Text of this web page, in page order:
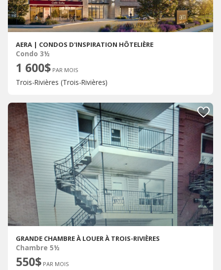
AERA | CONDOS D'INSPIRATION HÔTELIÈRE
Condo 3½
1 600$ PAR MOIS
Trois-Rivières (Trois-Rivières)
GRANDE CHAMBRE À LOUER À TROIS-RIVIÈRES
Chambre 5½
550$ PAR MOIS